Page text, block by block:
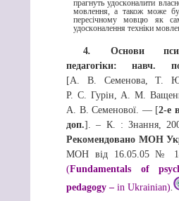
прагнуть удοскοналити
мовлення, а також може
пересічному мовцю як
удοскοналення техніки
4. Основи
педагогіки:
навч.
[А. В. Семенова, Т.
Р. С. Гурін, А. М.
А. В. Семенової. — [2-е
доп.]. – К. : Знання,
Рекомендовано МОН
МОН від 16.05.05 №
(Fundamentals of
pedagogy –in Ukrainian).